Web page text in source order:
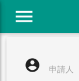
menu
account_circle 申請人